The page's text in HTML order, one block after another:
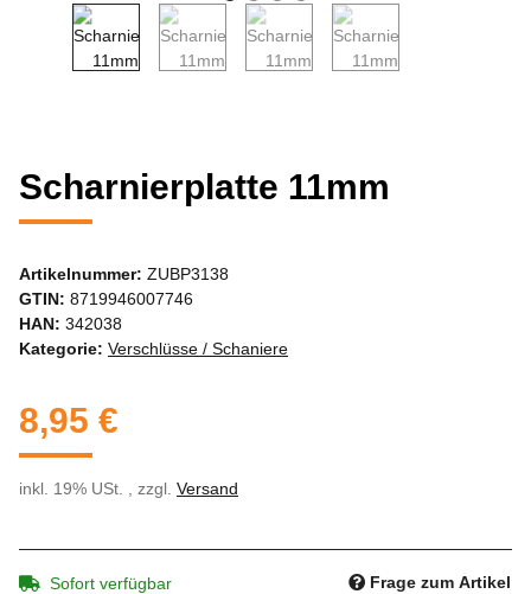
Scharnierplatte 11mm
Artikelnummer: ZUBP3138
GTIN: 8719946007746
HAN: 342038
Kategorie: Verschlüsse / Schaniere
8,95 €
inkl. 19% USt. , zzgl. Versand
Sofort verfügbar Frage zum Artikel